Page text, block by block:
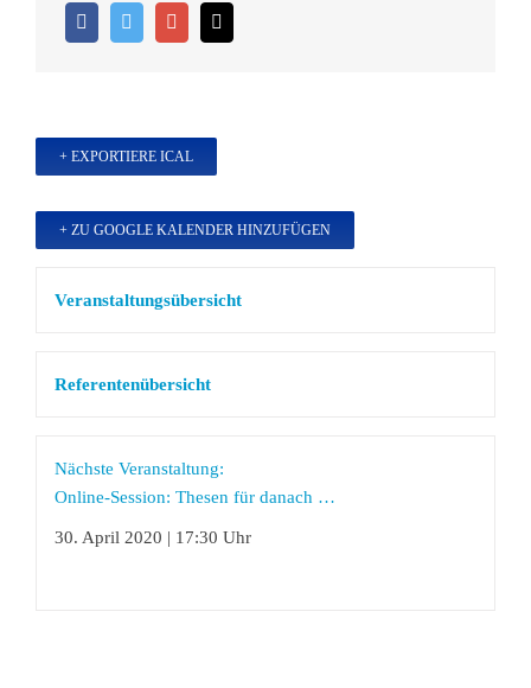
+ EXPORTIERE ICAL
+ ZU GOOGLE KALENDER HINZUFÜGEN
Veranstaltungsübersicht
Referentenübersicht
Nächste Veranstaltung:
Online-Session: Thesen für danach …
30. April 2020 | 17:30 Uhr